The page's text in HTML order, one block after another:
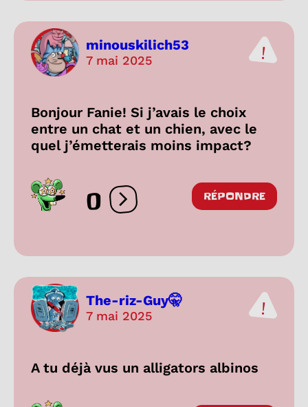
minouskilich53
7 mai 2025
Bonjour Fanie! Si j’avais le choix
entre un chat et un chien, avec le
quel j’émetterais moins impact?
0 Ouvrir les réactions
RÉPONDRE
The-riz-Guy🤫
7 mai 2025
A tu déjà vus un alligators albinos